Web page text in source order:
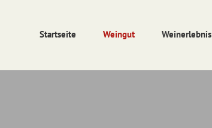
Startseite Weingut Weinerlebnis